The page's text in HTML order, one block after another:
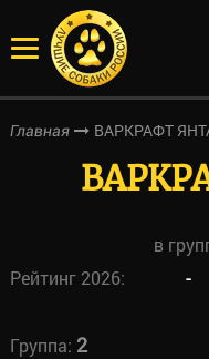
Главная ВАРКРАФТ
в
Рейтинг 2026:
-
Группа: 2